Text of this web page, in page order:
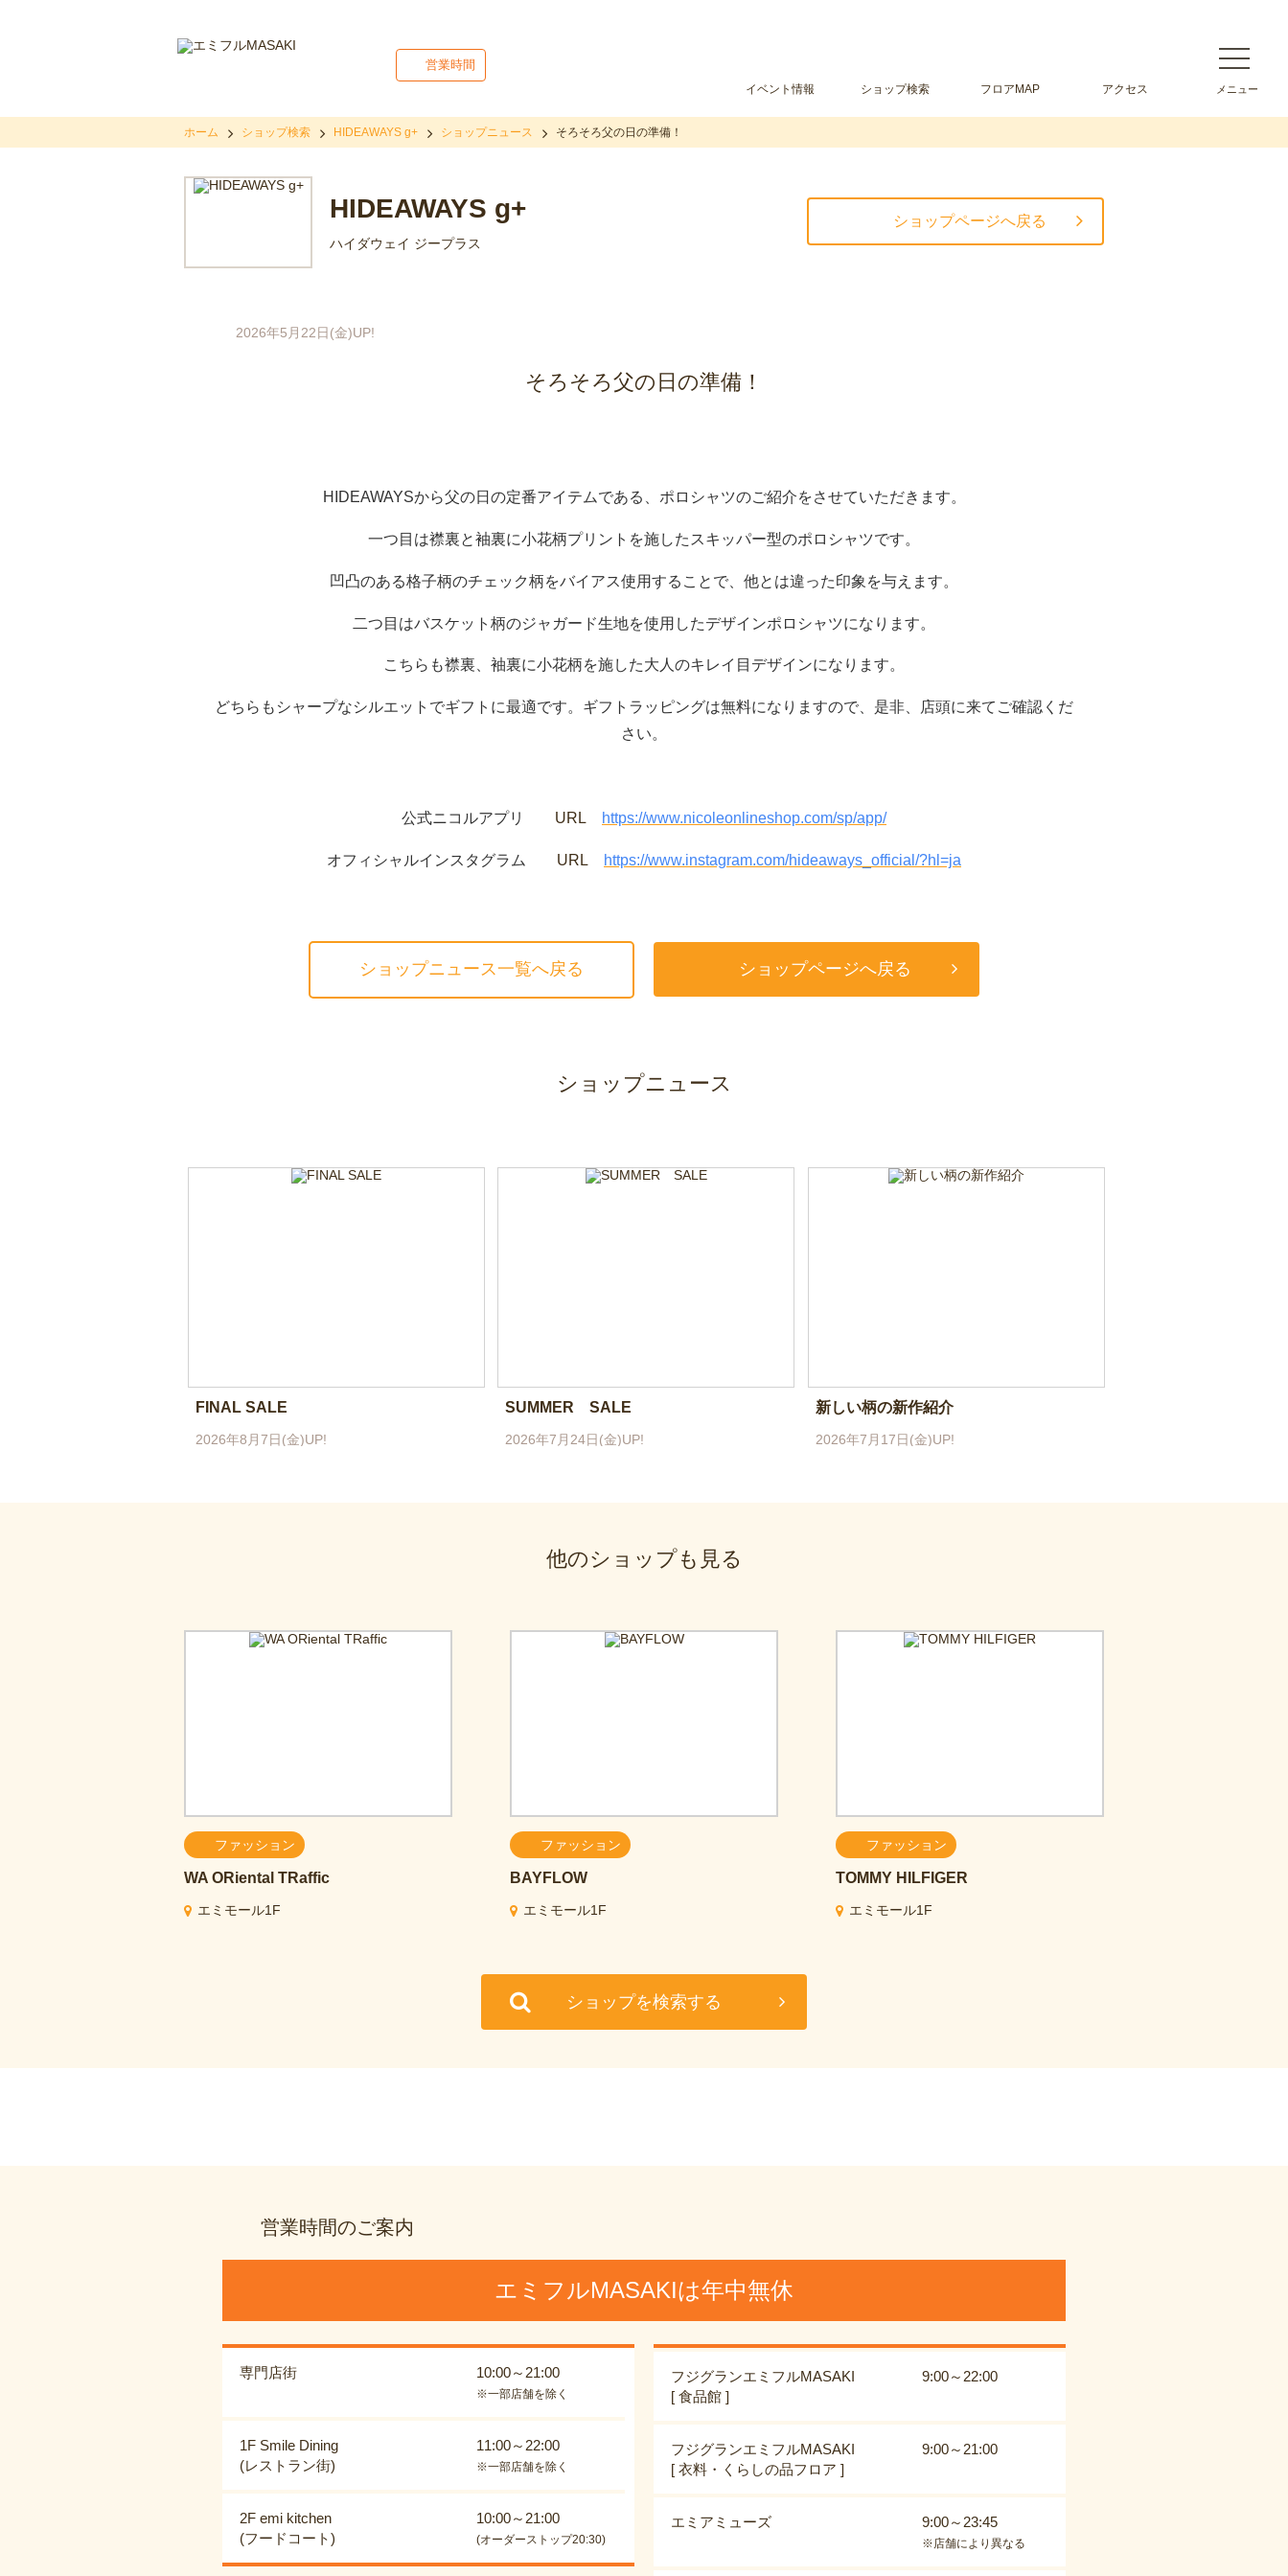
営業時間
イベント情報 ショップ検索 フロアMAP アクセス
ホーム ショップ検索 HIDEAWAYS g+ ショップニュース そろそろ父の日の準備！
HIDEAWAYS g+
ハイダウェイ ジープラス
ショップページへ戻る
2026年5月22日(金)UP!
そろそろ父の日の準備！
HIDEAWAYSから父の日の定番アイテムである、ポロシャツのご紹介をさせていただきます。
一つ目は襟裏と袖裏に小花柄プリントを施したスキッパー型のポロシャツです。
凹凸のある格子柄のチェック柄をバイアス使用することで、他とは違った印象を与えます。
二つ目はバスケット柄のジャガード生地を使用したデザインポロシャツになります。
こちらも襟裏、袖裏に小花柄を施した大人のキレイ目デザインになります。
どちらもシャープなシルエットでギフトに最適です。ギフトラッピングは無料になりますので、是非、店頭に来てご確認くだ
さい。
公式ニコルアプリ URL https://www.nicoleonlineshop.com/sp/app/
オフィシャルインスタグラム URL https://www.instagram.com/hideaways_official/?hl=ja
ショップニュース一覧へ戻る ショップページへ戻る
ショップニュース
FINAL SALE
2026年8月7日(金)UP!
SUMMER SALE
2026年7月24日(金)UP!
新しい柄の新作紹介
2026年7月17日(金)UP!
他のショップも見る
ファッション
WA ORiental TRaffic
エミモール1F
ファッション
BAYFLOW
エミモール1F
ファッション
TOMMY HILFIGER
エミモール1F
ショップを検索する
営業時間のご案内
エミフルMASAKIは年中無休
専門店街 10:00～21:00
※一部店舗を除く
1F Smile Dining
(レストラン街)
11:00～22:00
※一部店舗を除く
2F emi kitchen
(フードコート)
10:00～21:00
(オーダーストップ20:30)
フジグランエミフルMASAKI
[ 食品館 ]
9:00～22:00
フジグランエミフルMASAKI
[ 衣料・くらしの品フロア ]
9:00～21:00
エミアミューズ 9:00～23:45
※店舗により異なる